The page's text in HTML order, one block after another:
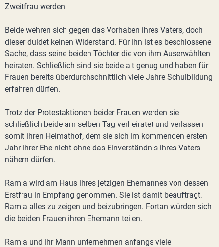
Zweitfrau werden.
Beide wehren sich gegen das Vorhaben ihres Vaters, doch
dieser duldet keinen Widerstand. Für ihn ist es beschlossene
Sache, dass seine beiden Töchter die von ihm Auserwählten
heiraten. Schließlich sind sie beide alt genug und haben für
Frauen bereits überdurchschnittlich viele Jahre Schulbildung
erfahren dürfen.
Trotz der Protestaktionen beider Frauen werden sie
schließlich beide am selben Tag verheiratet und verlassen
somit ihren Heimathof, dem sie sich im kommenden ersten
Jahr ihrer Ehe nicht ohne das Einverständnis ihres Vaters
nähern dürfen.
Ramla wird am Haus ihres jetzigen Ehemannes von dessen
Erstfrau in Empfang genommen. Sie ist damit beauftragt,
Ramla alles zu zeigen und beizubringen. Fortan würden sich
die beiden Frauen ihren Ehemann teilen.
Ramla und ihr Mann unternehmen anfangs viele